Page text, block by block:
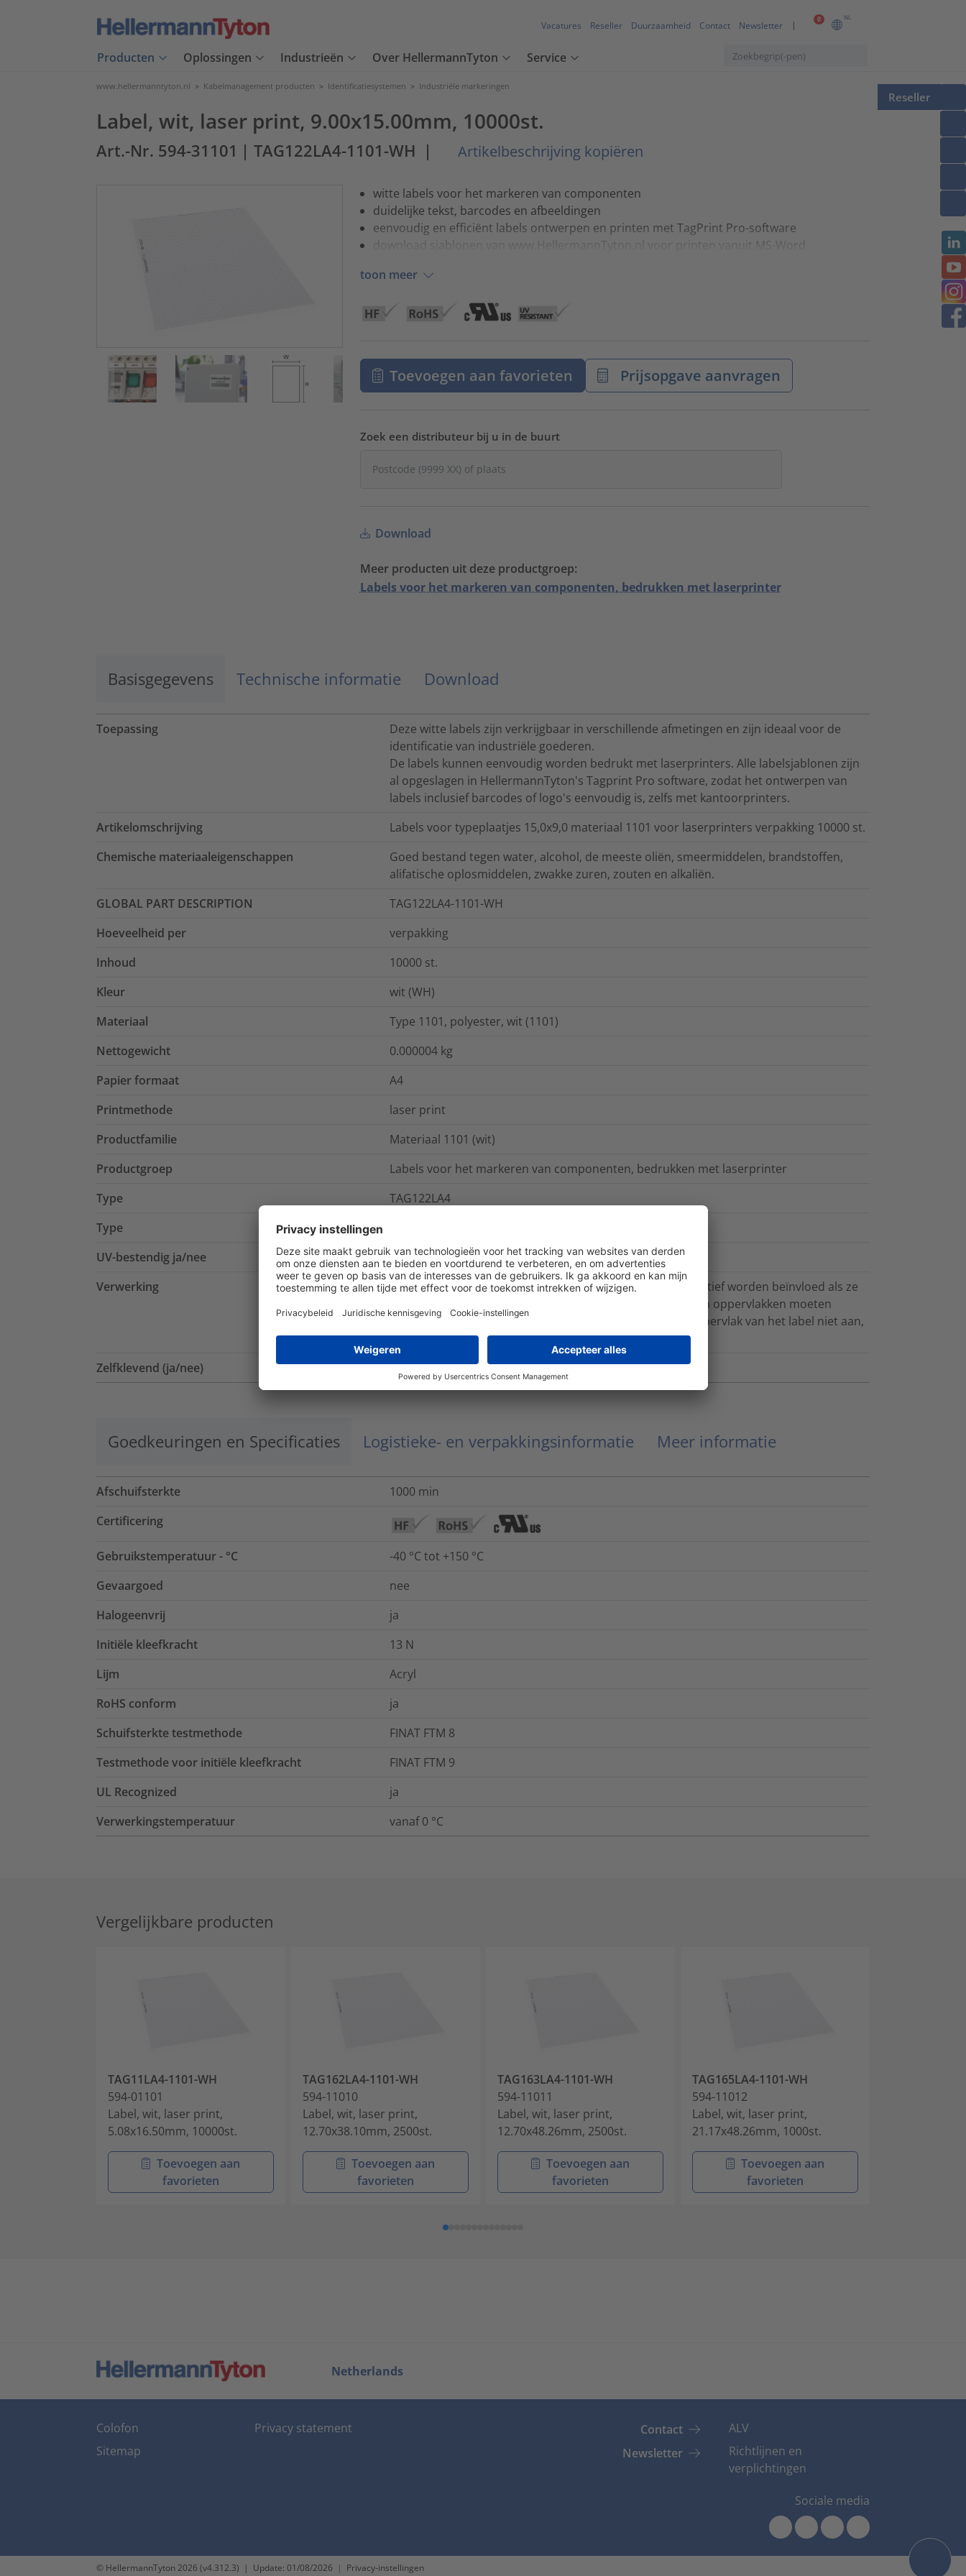
0 NL
Vacatures Reseller Duurzaamheid Contact Newsletter
Producten Oplossingen Industrieën Over HellermannTyton Service
Reseller
www.hellermanntyton.nl > Kabelmanagement producten > Identificatiesystemen > Industriële markeringen
Label, wit, laser print, 9.00x15.00mm, 10000st.
Art.-Nr. 594-31101 | TAG122LA4-1101-WH | Artikelbeschrijving kopiëren
witte labels voor het markeren van componenten
duidelijke tekst, barcodes en afbeeldingen
eenvoudig en efficiënt labels ontwerpen en printen met TagPrint Pro-software
download sjablonen van www.HellermannTyton.nl voor printen vanuit MS-Word
toon meer
Toevoegen aan favorieten Prijsopgave aanvragen
Zoek een distributeur bij u in de buurt
Download
Meer producten uit deze productgroep:
Labels voor het markeren van componenten, bedrukken met laserprinter
Basisgegevens Technische informatie Download
Toepassing
Deze witte labels zijn verkrijgbaar in verschillende afmetingen en zijn ideaal voor de
identificatie van industriële goederen.
De labels kunnen eenvoudig worden bedrukt met laserprinters. Alle labelsjablonen zijn
al opgeslagen in HellermannTyton's Tagprint Pro software, zodat het ontwerpen van
labels inclusief barcodes of logo's eenvoudig is, zelfs met kantoorprinters.
Artikelomschrijving
Labels voor typeplaatjes 15,0x9,0 materiaal 1101 voor laserprinters verpakking 10000 st.
Chemische materiaaleigenschappen
Goed bestand tegen water, alcohol, de meeste oliën, smeermiddelen, brandstoffen,
alifatische oplosmiddelen, zwakke zuren, zouten en alkaliën.
GLOBAL PART DESCRIPTION
TAG122LA4-1101-WH
Hoeveelheid per
verpakking
Inhoud
10000 st.
Kleur
wit (WH)
Materiaal
Type 1101, polyester, wit (1101)
Nettogewicht
0.000004 kg
Papier formaat
A4
Printmethode
laser print
Productfamilie
Materiaal 1101 (wit)
Productgroep
Labels voor het markeren van componenten, bedrukken met laserprinter
Type
TAG122LA4
Type
UV-bestendig ja/nee
ja
Verwerking
De functionaliteit en duurzaamheid van de labels kan negatief worden beïnvloed als ze
verkeerd worden verwerkt of aangebracht. Alle te verlijmen oppervlakken moeten
schoon, droog en vrij van stof en vet zijn. Raak het kleefoppervlak van het label niet aan,
omdat dit de applicatieprestaties kan aantasten.
Zelfklevend (ja/nee)
ja
Goedkeuringen en Specificaties Logistieke- en verpakkingsinformatie Meer informatie
Afschuifsterkte 1000 min
Certificering
Gebruikstemperatuur - °C
-40 °C tot +150 °C
Gevaargoed
nee
Halogeenvrij
ja
Initiële kleefkracht
13 N
Lijm
Acryl
RoHS conform
ja
Schuifsterkte testmethode
FINAT FTM 8
Testmethode voor initiële kleefkracht
FINAT FTM 9
UL Recognized
ja
Verwerkingstemperatuur
vanaf 0 °C
Vergelijkbare producten
TAG11LA4-1101-WH
594-01101
Label, wit, laser print,
5.08x16.50mm, 10000st.
Toevoegen aan
favorieten
TAG162LA4-1101-WH
594-11010
Label, wit, laser print,
12.70x38.10mm, 2500st.
Toevoegen aan
favorieten
TAG163LA4-1101-WH
594-11011
Label, wit, laser print,
12.70x48.26mm, 2500st.
Toevoegen aan
favorieten
TAG165LA4-1101-WH
594-11012
Label, wit, laser print,
21.17x48.26mm, 1000st.
Toevoegen aan
favorieten
Netherlands
Colofon
Sitemap
Privacy statement
Contact
Newsletter
ALV
Richtlijnen en
verplichtingen
Sociale media
© HellermannTyton 2026 (v4.312.3) | Update: 01/08/2026 | Privacy-instellingen